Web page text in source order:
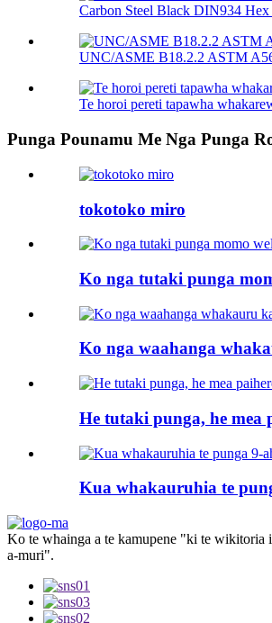
Carbon Steel Black DIN934 Hex
UNC/ASME B18.2.2 ASTM
Te horoi pereti tapawha
Punga Pounamu Me Nga Punga
tokotoko miro
Ko nga tutaki punga
Ko nga waahanga
He tutaki punga, he mea
Kua whakauruhia te
Ko te whainga a te kamupene "ki te wikitoria
a-muri".